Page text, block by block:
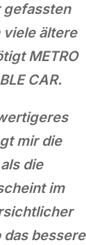
gefassten
viele ältere
METRO
CAR.
mir die
die
im
das bessere